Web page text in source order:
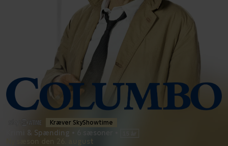
Kræver SkyShowtime
Krimi & Spænding 6 sæsoner
Ny sæson den 26. august